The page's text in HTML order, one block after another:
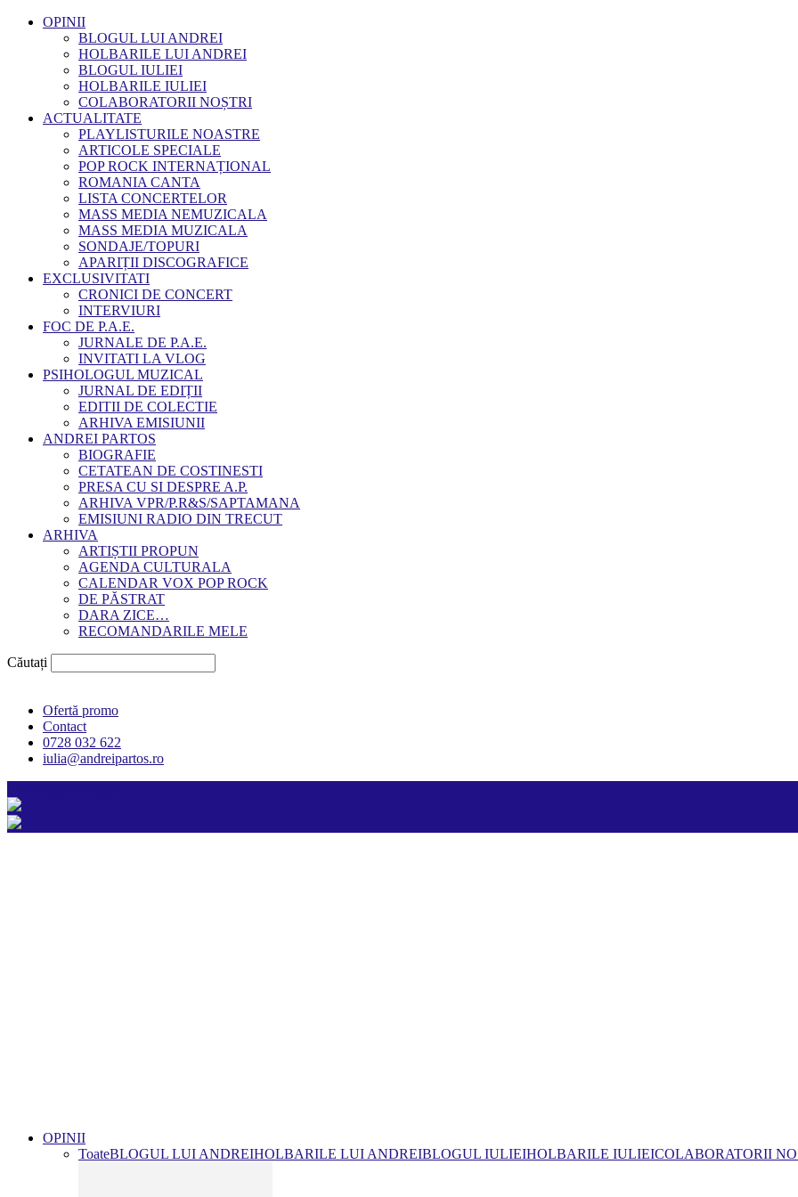
OPINII
BLOGUL LUI ANDREI
HOLBARILE LUI ANDREI
BLOGUL IULIEI
HOLBARILE IULIEI
COLABORATORII NOȘTRI
ACTUALITATE
PLAYLISTURILE NOASTRE
ARTICOLE SPECIALE
POP ROCK INTERNAȚIONAL
ROMANIA CANTA
LISTA CONCERTELOR
MASS MEDIA NEMUZICALA
MASS MEDIA MUZICALA
SONDAJE/TOPURI
APARIȚII DISCOGRAFICE
EXCLUSIVITATI
CRONICI DE CONCERT
INTERVIURI
FOC DE P.A.E.
JURNALE DE P.A.E.
INVITATI LA VLOG
PSIHOLOGUL MUZICAL
JURNAL DE EDIȚII
EDITII DE COLECTIE
ARHIVA EMISIUNII
ANDREI PARTOS
BIOGRAFIE
CETATEAN DE COSTINESTI
PRESA CU SI DESPRE A.P.
ARHIVA VPR/P.R&S/SAPTAMANA
EMISIUNI RADIO DIN TRECUT
ARHIVA
ARTIȘTII PROPUN
AGENDA CULTURALA
CALENDAR VOX POP ROCK
DE PĂSTRAT
DARA ZICE…
RECOMANDARILE MELE
Căutați
Ofertă promo
Contact
0728 032 622
iulia@andreipartos.ro
OPINII
ToateBLOGUL LUI ANDREIHOLBARILE LUI ANDREIBLOGUL IULIEIHOLBARILE IULIEICOLABORATORII